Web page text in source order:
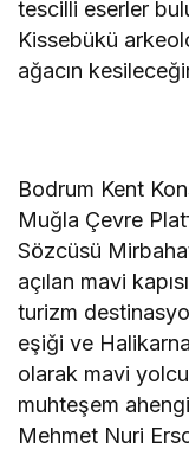
tescilli eserler
Kissebükü
ağacın
Bodrum Kent
Muğla Çevre
Sözcüsü
açılan mavi
turizm
eşiği ve
olarak mavi
muhteşem
Mehmet Nuri